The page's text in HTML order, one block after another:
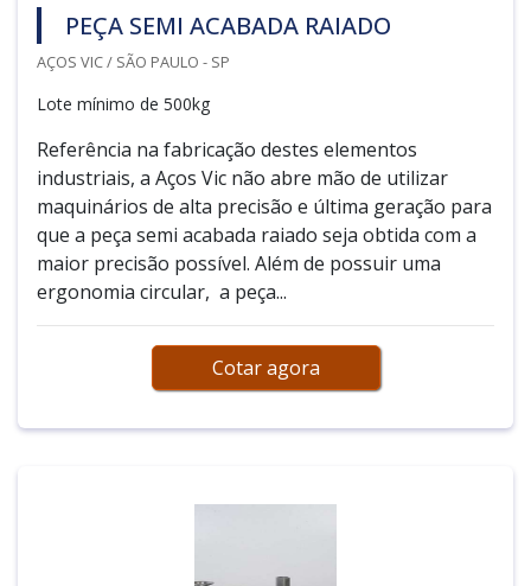
PEÇA SEMI ACABADA RAIADO
AÇOS VIC / SÃO PAULO - SP
Lote mínimo de 500kg
Referência na fabricação destes elementos
industriais, a Aços Vic não abre mão de utilizar
maquinários de alta precisão e última geração para
que a peça semi acabada raiado seja obtida com a
maior precisão possível. Além de possuir uma
ergonomia circular, a peça...
Cotar agora